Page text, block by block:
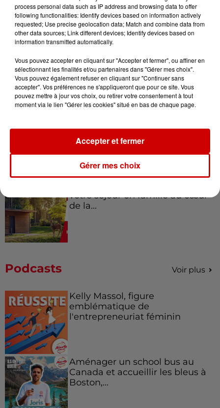
Morlaix !
festival Marché Gourmand 2026
à Coulon !
pour l'un des zoos de nos
régions !
votre séjour en famille au cœur
de la...
Podcasts Voir plus
Kelly Massol, figure
emblématique de
l'entrepreneuriat féminin
Aménager un school bus au
Canada et accueillir les bleus à
Boston,...
process personal data such as IP address and browsing data to offer
following functionalities: Identify devices based on information actively
requested; Use precise geolocation data; Match and combine data from
other data sources; Link different devices; Identify devices based on
information transmitted automatically.
Vous pouvez accepter en cliquant sur "Accepter et fermer", ou affiner en
sélectionnant les finalités et/ou partenaires dans "Gérer mes choix".
Vous pouvez également refuser en cliquant sur "Continuer sans
accepter". Vos préférences ne s'appliqueront que pour ce site. Vous
pouvez mettre à jour vos choix, ou retirer votre consentement à tout
moment via le lien "Gérer les cookies" situé en bas de chaque page.
Gérer mes choix
Accepter et fermer